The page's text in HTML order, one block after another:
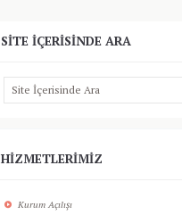
SITE İÇERISINDE ARA
HIZMETLERIMIZ
Kurum Açılışı